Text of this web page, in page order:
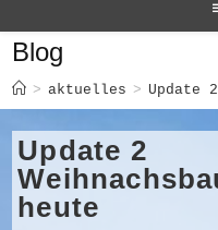
Blog
> aktuelles > Update
Update 2
heute